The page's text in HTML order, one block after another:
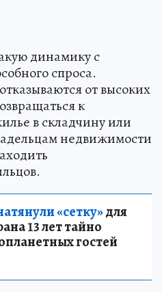
динамику с
спроса.
от высоких
к
в складчину или
недвижимости
«сетку»для
13 лет тайно
гостей